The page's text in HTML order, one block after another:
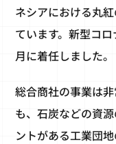
ネシアにおける丸
ています。新型コ
月に着任しました。
総合商社の事業は
も、石炭などの資
ントがある工業団